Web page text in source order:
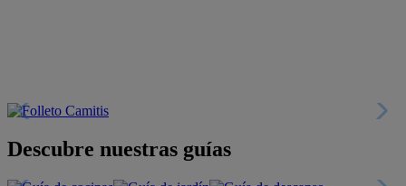
Descubre nuestras guías